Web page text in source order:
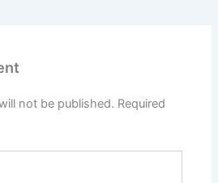
not be published. Required